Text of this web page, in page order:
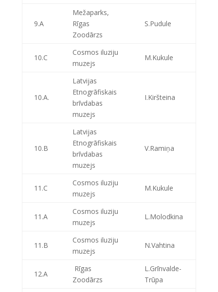
9.A
Mežaparks,
Rīgas
Zoodārzs
S.Pudule
10.C
Cosmos iluziju
muzejs
M.Kukule
10.A.
Latvijas
Etnogrāfiskais
brīvdabas
muzejs
I.Kiršteina
10.B
Latvijas
Etnogrāfiskais
brīvdabas
muzejs
V.Ramiņa
11.C
Cosmos iluziju
muzejs
M.Kukule
11.A
Cosmos iluziju
muzejs
L.Molodkina
11.B
Cosmos iluziju
muzejs
N.Vahtina
12.A
Rīgas
Zoodārzs
L.Grīnvalde-
Trūpa